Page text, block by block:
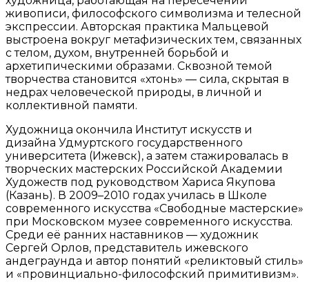
живописи, философского символизма и телесной
экспрессии. Авторская практика Мальцевой
выстроена вокруг метафизических тем, связанных
с телом, духом, внутренней борьбой и
архетипическими образами. Сквозной темой
творчества становится «хтонь» — сила, скрытая в
недрах человеческой природы, в личной и
коллективной памяти.
Художница окончила Институт искусств и
дизайна Удмуртского государственного
университета (Ижевск), а затем стажировалась в
творческих мастерских Российской Академии
Художеств под руководством Хариса Якупова
(Казань). В 2009–2010 годах училась в Школе
современного искусства «Свободные мастерские»
при Московском музее современного искусства.
Среди её ранних наставников — художник
Сергей Орлов, представитель ижевского
андеграунда и автор понятий «реликтовый стиль»
и «провинциально-философский примитивизм».